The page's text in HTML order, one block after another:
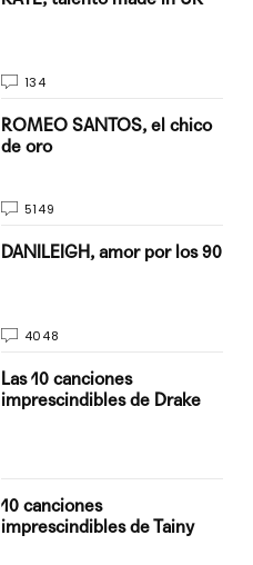
134
ROMEO SANTOS, el chico
de oro
5149
DANILEIGH, amor por los 90
4048
Las 10 canciones
imprescindibles de Drake
10 canciones
imprescindibles de Tainy